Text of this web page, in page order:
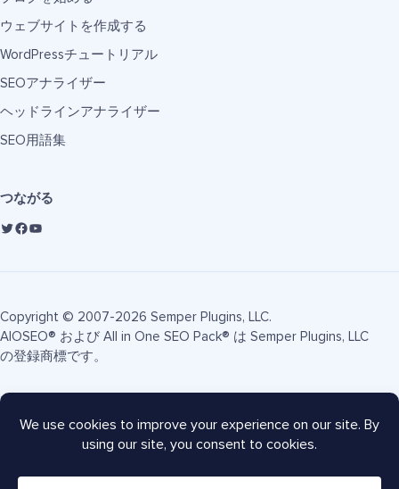
ウェブサイトを作成する
WordPressチュートリアル
SEOアナライザー
ヘッドラインアナライザー
SEO用語集
つながる
Copyright © 2007-2026 Semper Plugins, LLC.
AIOSEO® および All in One SEO Pack® は Semper Plugins, LLC
の登録商標です。
利用規約
AIOSEOクーポン